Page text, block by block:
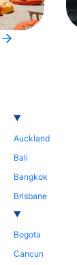
Auckland
Bali
Bangkok
Brisbane
Bogota
Cancun